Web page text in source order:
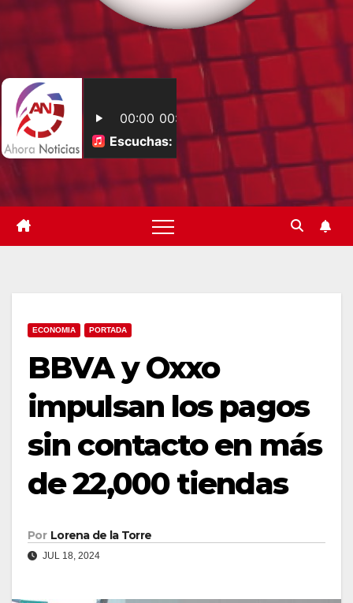
ECONOMIA PORTADA
BBVA y Oxxo
impulsan los pagos
sin contacto en más
de 22,000 tiendas
Por Lorena de la Torre
JUL 18, 2024